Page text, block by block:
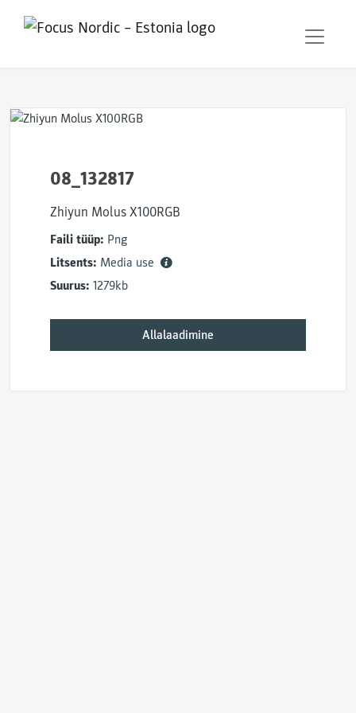
08_132817
Zhiyun Molus X100RGB
Faili tüüp: Png
Litsents: Media use
Suurus: 1279kb
Allalaadimine